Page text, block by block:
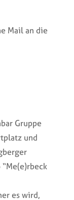
Mail an die
Gruppe
und
es wird,